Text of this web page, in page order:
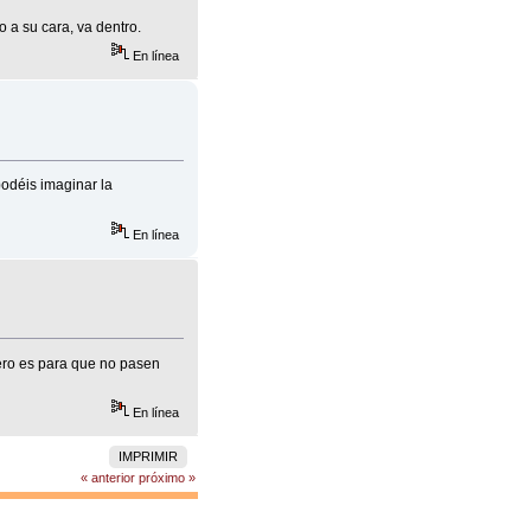
a su cara, va dentro.
En línea
imaginar la
En línea
es para que no pasen
En línea
IMPRIMIR
« anterior próximo »